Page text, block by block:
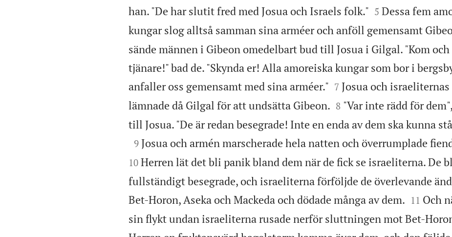
han. "De har slutit fred med Josua och Israels folk."
5 Dessa fem
kungar slog alltså samman sina arméer och anföll gemensamt
sände männen i Gibeon omedelbart bud till Josua i Gilgal. "Kom
tjänare!" bad de. "Skynda er! Alla amoreiska kungar som bor i
anfaller oss gemensamt med sina arméer."
7 Josua och israeliternas
lämnade då Gilgal för att undsätta Gibeon.
8 "Var inte rädd för
till Josua. "De är redan besegrade! Inte en enda av dem ska kunna

9 Josua och armén marscherade hela natten och överrumplade
10 Herren lät det bli panik bland dem när de fick se israeliterna. De
fullständigt besegrade, och israeliterna förföljde de överlevande
Bet-Horon, Aseka och Mackeda och dödade många av dem.
11 Och
sin flykt undan israeliterna rusade nerför sluttningen mot Bet-